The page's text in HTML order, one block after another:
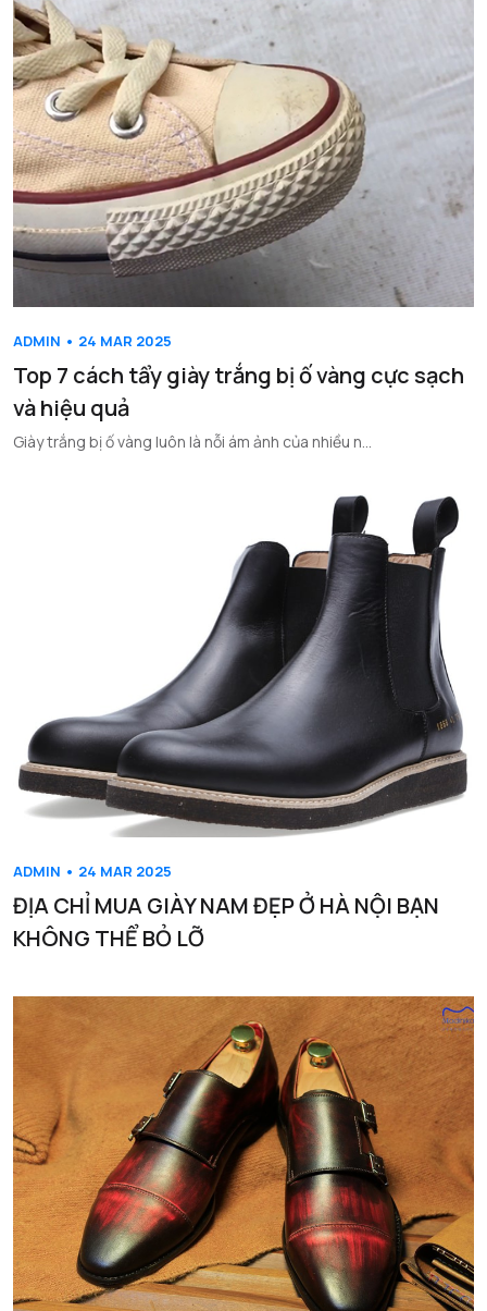
ADMIN • 24 MAR 2025
Top 7 cách tẩy giày trắng bị ố vàng cực sạch
và hiệu quả
Giày trắng bị ố vàng luôn là nỗi ám ảnh của nhiều n...
ADMIN • 24 MAR 2025
ĐỊA CHỈ MUA GIÀY NAM ĐẸP Ở HÀ NỘI BẠN
KHÔNG THỂ BỎ LỠ